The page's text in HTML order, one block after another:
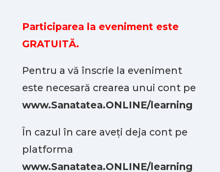
Participarea la eveniment este
GRATUITĂ.
Pentru a vă înscrie la eveniment
este necesară crearea unui cont pe
www.Sanatatea.ONLINE/learning
În cazul în care aveți deja cont pe
platforma
www.Sanatatea.ONLINE/learning